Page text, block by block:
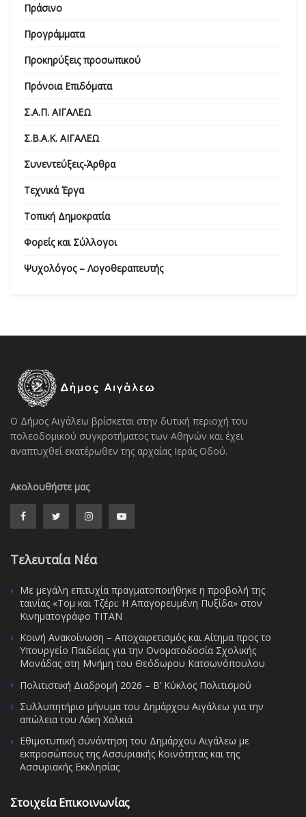
Πράσινο
Προγράμματα
Προκηρύξεις προσωπικού
Πρόνοια Επιδόματα
Σ.Α.Π. ΑΙΓΑΛΕΩ
Σ.Β.Α.Κ. ΑΙΓΑΛΕΩ
Συνεντεύξεις-Άρθρα
Τεχνικά Έργα
Τοπική Δημοκρατία
Φορείς και Σύλλογοι
Ψυχολόγος – Λογοθεραπευτής
Ο Δήμος Αιγάλεω βρίσκεται στην δυτική περιοχή του
πολεοδομικού συγκροτήματος των Αθηνών και έχει
αναπτυχθεί εκατέρωθεν της αρχαίας Ιεράς Οδού.
Ακολουθήστε μας
Τελευταία Νέα
Με μεγάλη επιτυχία πραγματοποιήθηκε η προβολή της
ταινίας «Τομ και Τζέρι: Η Απαγορευμένη Πυξίδα» στον
Κινηματογράφο ΤΙΤΑΝ
Κοινή Ανακοίνωση – Αποχαιρετισμός και Αίτημα προς το
Υπουργείο Παιδείας για την Ονοματοδοσία Σχολικής
Μονάδας στη Μνήμη του Θεόδωρου Κατσωνόπουλου
Πολιτιστική Διαδρομή 2026 – Β’ Κύκλος Πολιτισμού
Συλλυπητήριο μήνυμα του Δημάρχου Αιγάλεω για την
απώλεια του Λάκη Χαλκιά
Εθιμοτυπική συνάντηση του Δημάρχου Αιγάλεω με
εκπροσώπους της Ασσυριακής Κοινότητας και της
Ασσυριακής Εκκλησίας
Στοιχεία Επικοινωνίας